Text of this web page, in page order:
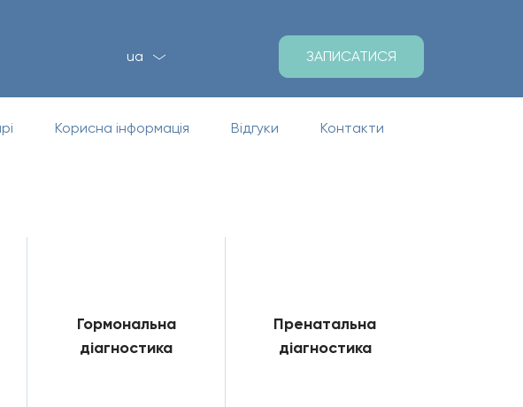
ua ЗАПИСАТИСЯ
Корисна інформація Відгуки Контакти
Гормональна
діагностика
Пренатальна
діагностика